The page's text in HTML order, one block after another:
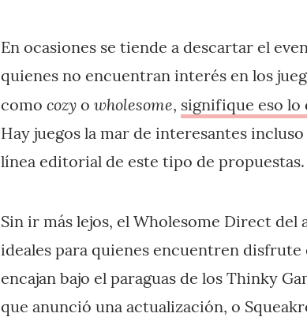
En ocasiones se tiende a descartar el
quienes no encuentran interés en los
como cozy o wholesome, signifique eso lo
Hay juegos la mar de interesantes
línea editorial de este tipo de propuestas.
Sin ir más lejos, el Wholesome Direct del
ideales para quienes encuentren disfrute
encajan bajo el paraguas de los Thinky
que anunció una actualización, o